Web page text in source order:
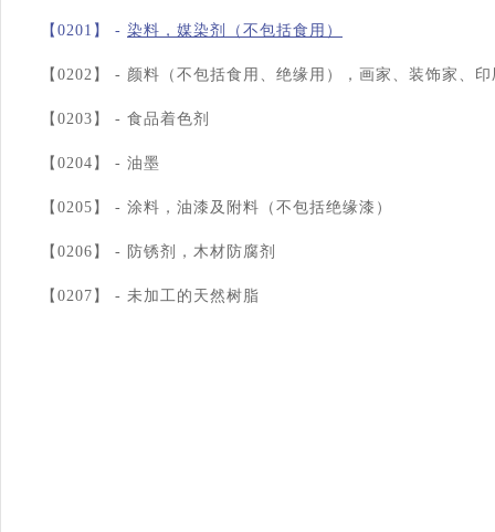
【0201】 - 染料，媒染剂（不包括食用）
【0202】 - 颜料（不包括食用、绝缘用），画家、装饰家、印刷
【0203】 - 食品着色剂
【0204】 - 油墨
【0205】 - 涂料，油漆及附料（不包括绝缘漆）
【0206】 - 防锈剂，木材防腐剂
【0207】 - 未加工的天然树脂